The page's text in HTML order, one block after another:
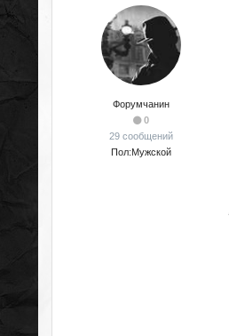
Форумчанин
0
29 сообщений
Пол:Мужской